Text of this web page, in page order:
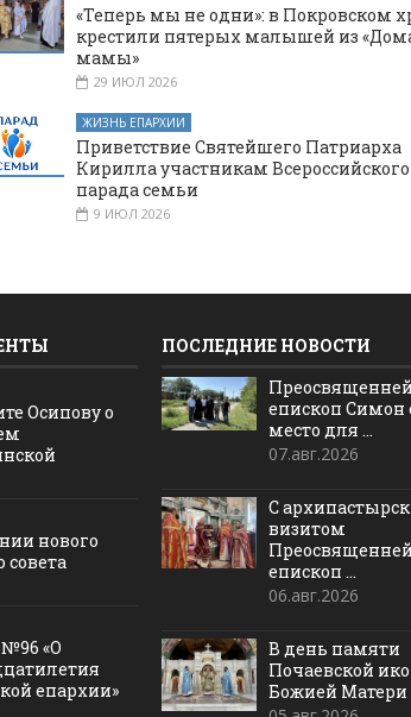
«Теперь мы не одни»: в Покровском
крестили пятерых малышей из
мамы»
29 ИЮЛ 2026
ЖИЗНЬ ЕПАРХИИ
Приветствие Святейшего Патриарха
Кирилла участникам Всероссийского
парада семьи
9 ИЮЛ 2026
Осипову о
нового
совета
«О
епархии»
ПОСЛЕДНИЕ НОВОСТИ
епископ Симон
место для ...
07.авг.2026
С
визитом
епископ ...
06.авг.2026
В день памяти
Почаевской
Божией Матери